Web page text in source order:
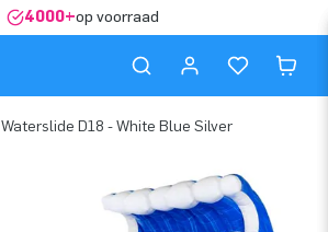
4000+op voorraad
Waterslide D18 - White Blue Silver